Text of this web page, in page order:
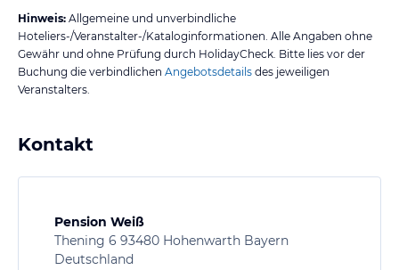
Hinweis: Allgemeine und unverbindliche
Hoteliers-/Veranstalter-/Kataloginformationen. Alle Angaben ohne
Gewähr und ohne Prüfung durch HolidayCheck. Bitte lies vor der
Buchung die verbindlichen Angebotsdetails des jeweiligen
Veranstalters.
Kontakt
Pension Weiß
Thening 6 93480 Hohenwarth Bayern
Deutschland